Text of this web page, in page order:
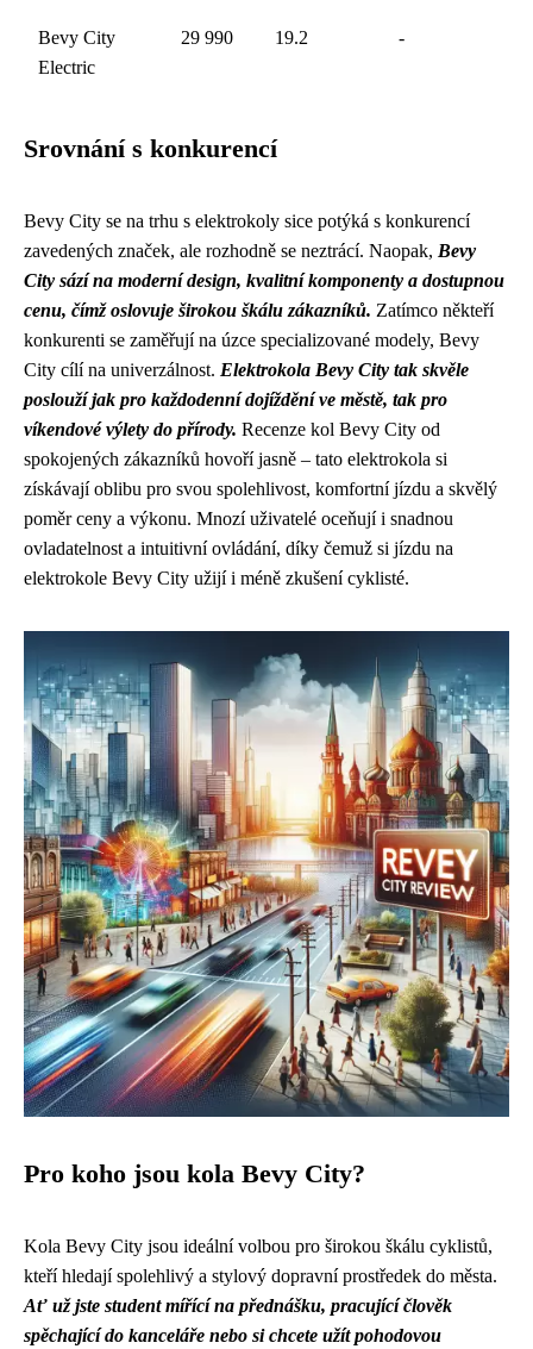
Bevy City
Electric
29 990 19.2 -
Srovnání s konkurencí
Bevy City se na trhu s elektrokoly sice potýká s konkurencí
zavedených značek, ale rozhodně se neztrácí. Naopak, Bevy
City sází na moderní design, kvalitní komponenty a dostupnou
cenu, čímž oslovuje širokou škálu zákazníků. Zatímco někteří
konkurenti se zaměřují na úzce specializované modely, Bevy
City cílí na univerzálnost. Elektrokola Bevy City tak skvěle
poslouží jak pro každodenní dojíždění ve městě, tak pro
víkendové výlety do přírody. Recenze kol Bevy City od
spokojených zákazníků hovoří jasně – tato elektrokola si
získávají oblibu pro svou spolehlivost, komfortní jízdu a skvělý
poměr ceny a výkonu. Mnozí uživatelé oceňují i snadnou
ovladatelnost a intuitivní ovládání, díky čemuž si jízdu na
elektrokole Bevy City užijí i méně zkušení cyklisté.
Pro koho jsou kola Bevy City?
Kola Bevy City jsou ideální volbou pro širokou škálu cyklistů,
kteří hledají spolehlivý a stylový dopravní prostředek do města.
Ať už jste student mířící na přednášku, pracující člověk
spěchající do kanceláře nebo si chcete užít pohodovou